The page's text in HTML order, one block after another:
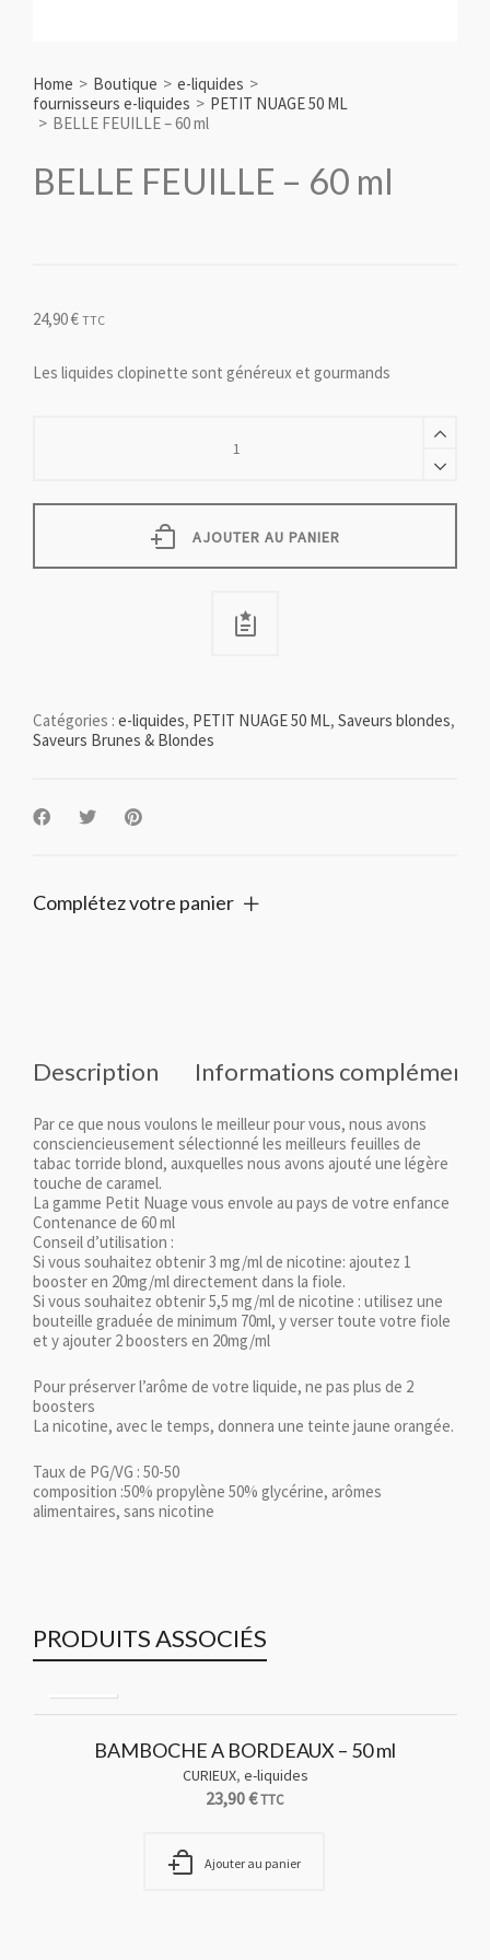
Home > Boutique > e-liquides >
fournisseurs e-liquides > PETIT NUAGE 50 ML
> BELLE FEUILLE – 60 ml
BELLE FEUILLE – 60 ml
24,90€ TTC
Les liquides clopinette sont généreux et gourmands
ml
AJOUTER AU PANIER
Catégories : e-liquides, PETIT NUAGE 50 ML, Saveurs blondes,
Saveurs Brunes & Blondes
Complétez votre panier
Description Informations
Par ce que nous voulons le meilleur pour vous, nous avons
consciencieusement sélectionné les meilleurs feuilles de
tabac torride blond, auxquelles nous avons ajouté une légère
touche de caramel.
La gamme Petit Nuage vous envole au pays de votre enfance
Contenance de 60 ml
Conseil d’utilisation :
Si vous souhaitez obtenir 3 mg/ml de nicotine: ajoutez 1
booster en 20mg/ml directement dans la fiole.
Si vous souhaitez obtenir 5,5 mg/ml de nicotine : utilisez une
bouteille graduée de minimum 70ml, y verser toute votre fiole
et y ajouter 2 boosters en 20mg/ml
Pour préserver l’arôme de votre liquide, ne pas plus de 2
boosters
La nicotine, avec le temps, donnera une teinte jaune orangée.
Taux de PG/VG : 50-50
composition :50% propylène 50% glycérine, arômes
alimentaires, sans nicotine
PRODUITS ASSOCIÉS
BAMBOCHE A BORDEAUX – 50 ml
CURIEUX, e-liquides
23,90€TTC
Ajouter au panier